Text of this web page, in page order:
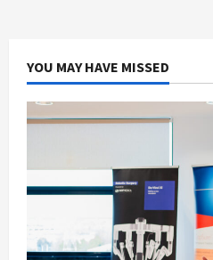
YOU MAY HAVE MISSED